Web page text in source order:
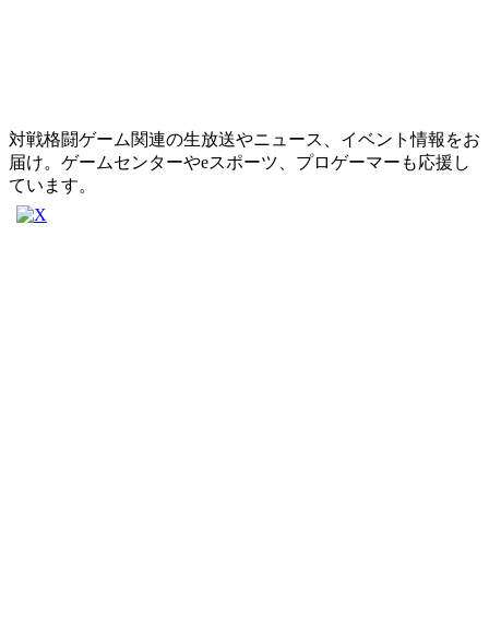
対戦格闘ゲーム関連の生放送やニュース、イベント情報をお
届け。ゲームセンターやeスポーツ、プロゲーマーも応援し
ています。